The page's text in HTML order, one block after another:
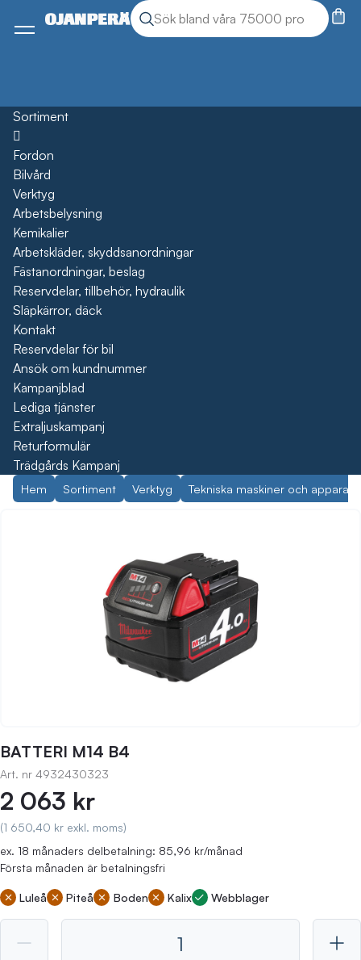
Sök produkter
Sök
Meny
Sortiment
Öppna
Fordon
Bilvård
Verktyg
Arbetsbelysning
Kemikalier
Arbetskläder, skyddsanordningar
Fästanordningar, beslag
Reservdelar, tillbehör, hydraulik
Släpkärror, däck
Kontakt
Reservdelar för bil
Ansök om kundnummer
Kampanjblad
Lediga tjänster
Extraljuskampanj
Returformulär
Trädgårds Kampanj
Hem Sortiment Verktyg Tekniska maskiner och
BATTERI M14 B4
Art. nr 4932430323
2 063 kr
(1 650,40 kr exkl. moms)
ex. 18 månaders delbetalning: 85,96 kr/månad
Första månaden är betalningsfri
Luleå Piteå Boden Kalix Webblager